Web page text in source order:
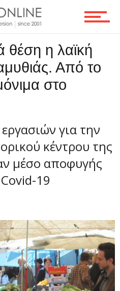
θέση η λαϊκή
Από το
στο
για την
κέντρου της
μέσο αποφυγής
19